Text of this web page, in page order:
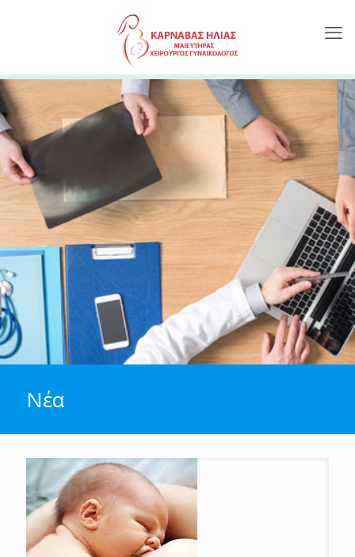
Νέα